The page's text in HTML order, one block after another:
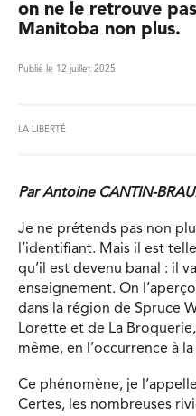
on ne le retrouve
Manitoba non plus.
Publié le 12 juillet 2025
LA LIBERTÉ
Par Antoine CANTIN-
Je ne prétends pas non
l’identifiant. Mais il est
qu’il est devenu banal : il
enseignement. On
dans la région de Spruce
Lorette et de La
même, en l’occurrence à
Ce phénomène, je
Certes, les nombreuses